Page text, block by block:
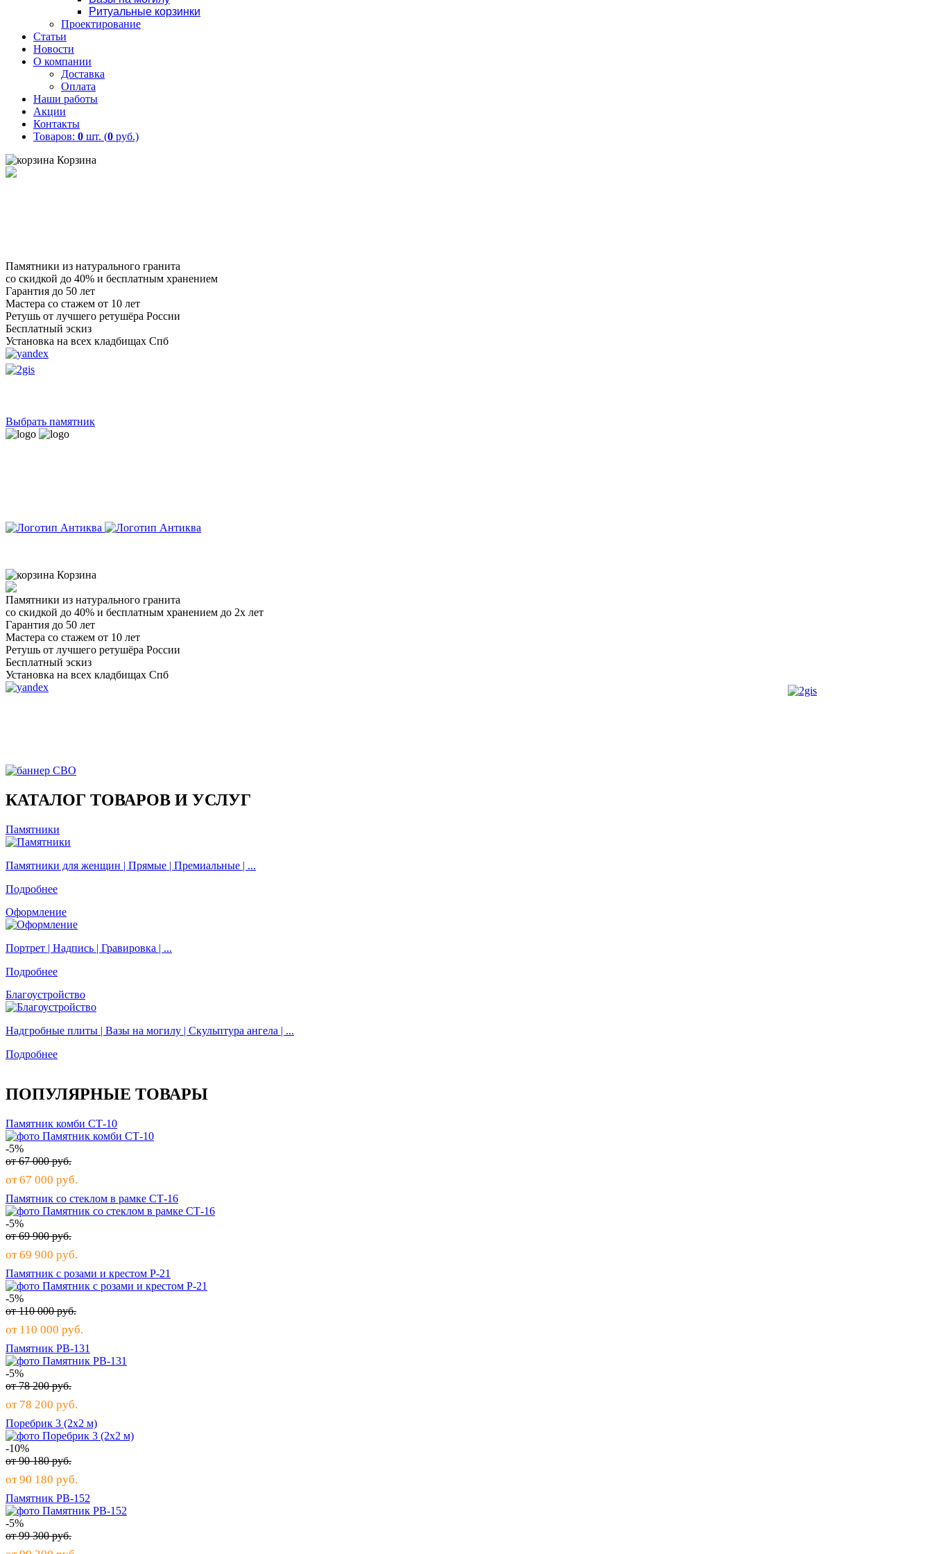
Ритуальные корзинки
Проектирование
Статьи
Новости
О компании
Доставка
Оплата
Наши работы
Акции
Контакты
Товаров: 0 шт. (0 руб.)
Корзина
Памятники из натурального гранита
со скидкой до 40% и бесплатным хранением
Гарантия до 50 лет
Мастера со стажем от 10 лет
Ретушь от лучшего ретушёра России
Бесплатный эскиз
Установка на всех кладбищах Спб
Выбрать памятник
Корзина
Памятники из натурального гранита
со скидкой до 40% и бесплатным хранением до 2х лет
Гарантия до 50 лет
Мастера со стажем от 10 лет
Ретушь от лучшего ретушёра России
Бесплатный эскиз
Установка на всех кладбищах Спб
КАТАЛОГ ТОВАРОВ И УСЛУГ
Памятники
Памятники для женщин | Прямые | Премиальные | ...
Подробнее
Оформление
Портрет | Надпись | Гравировка | ...
Подробнее
Благоустройство
Надгробные плиты | Вазы на могилу | Скульптура ангела | ...
Подробнее
ПОПУЛЯРНЫЕ ТОВАРЫ
Памятник комби СТ-10
-5%
от67 000руб.
от67 000 руб.
Памятник со стеклом в рамке СТ-16
-5%
от69 900руб.
от69 900 руб.
Памятник с розами и крестом Р-21
-5%
от110 000руб.
от 110 000 руб.
Памятник РВ-131
-5%
от78 200руб.
от 78 200 руб.
Поребрик 3 (2х2 м)
-10%
от90 180руб.
от90 180 руб.
Памятник РВ-152
-5%
от99 300руб.